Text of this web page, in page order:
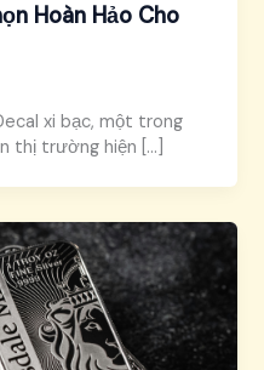
Hoàn Hảo Cho
xi bạc, một trong
thị trường hiện […]